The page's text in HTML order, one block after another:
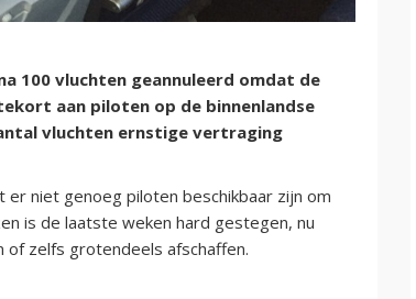
100 vluchten geannuleerd omdat de
aan piloten op de binnenlandse
vluchten ernstige vertraging
niet genoeg piloten beschikbaar zijn om
is de laatste weken hard gestegen, nu
zelfs grotendeels afschaffen.